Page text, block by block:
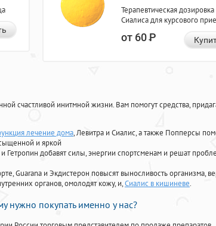
Терапевтическая дозировка
Сиалиса для курсового
от 60Р
счастливой инитмной жизни. Вам помогут средства,
лечение дома, Левитра и Сиалис, а также Попперсы
и яркой
Гетропин добавят силы, энергии спортсменам и решат
Guarana и Экдистерон повысят выносливость организма,
органов, омолодят кожу, и,Сиалис в кишиневе.
нужно покупать именно у нас?